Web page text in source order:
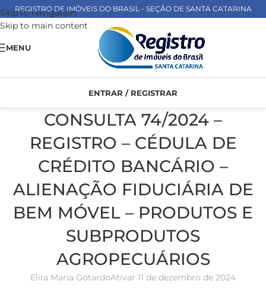
Skip to navigation
Skip to main content
REGISTRO DE IMÓVEIS DO BRASIL - SEÇÃO DE SANTA CATARINA
MENU
ENTRAR / REGISTRAR
CONSULTA 74/2024 –
REGISTRO – CÉDULA DE
CRÉDITO BANCÁRIO –
ALIENAÇÃO FIDUCIÁRIA DE
BEM MÓVEL – PRODUTOS E
SUBPRODUTOS
AGROPECUÁRIOS
Elira Maria GotardoAtivar 11 de dezembro de 2024